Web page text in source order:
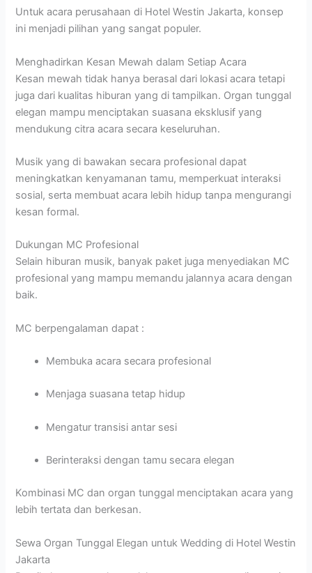
Untuk acara perusahaan di Hotel Westin Jakarta, konsep
ini menjadi pilihan yang sangat populer.
Menghadirkan Kesan Mewah dalam Setiap Acara
Kesan mewah tidak hanya berasal dari lokasi acara tetapi
juga dari kualitas hiburan yang di tampilkan. Organ tunggal
elegan mampu menciptakan suasana eksklusif yang
mendukung citra acara secara keseluruhan.
Musik yang di bawakan secara profesional dapat
meningkatkan kenyamanan tamu, memperkuat interaksi
sosial, serta membuat acara lebih hidup tanpa mengurangi
kesan formal.
Dukungan MC Profesional
Selain hiburan musik, banyak paket juga menyediakan MC
profesional yang mampu memandu jalannya acara dengan
baik.
MC berpengalaman dapat :
Membuka acara secara profesional
Menjaga suasana tetap hidup
Mengatur transisi antar sesi
Berinteraksi dengan tamu secara elegan
Kombinasi MC dan organ tunggal menciptakan acara yang
lebih tertata dan berkesan.
Sewa Organ Tunggal Elegan untuk Wedding di Hotel Westin
Jakarta